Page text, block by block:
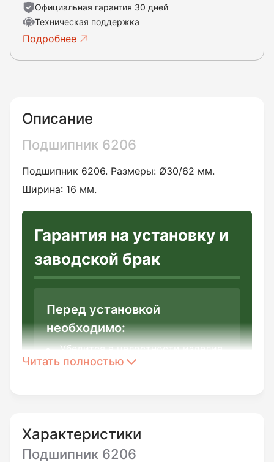
Официальная гарантия 30 дней
Техническая поддержка
Подробнее
Описание
Подшипник 6206
Подшипник 6206. Размеры: Ø30/62 мм.
Ширина: 16 мм.
Гарантия на установку и
заводской брак
Перед установкой
необходимо:
Убедится в целостности изделия
и полном соответствии его
Вы можете вернуть товар
ненадлежащего качества:
Читать полностью
Характеристики
Подшипник 6206